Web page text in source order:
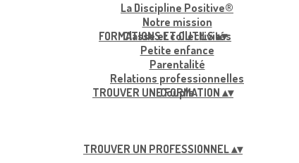
La Discipline Positive®
Notre mission
Classe et collectivités
Petite enfance
Parentalité
Relations professionnelles
Couple
FORMATIONS ET OUTILS▴▾
TROUVER UNE FORMATION ▴▾
TROUVER UN PROFESSIONNEL▴▾